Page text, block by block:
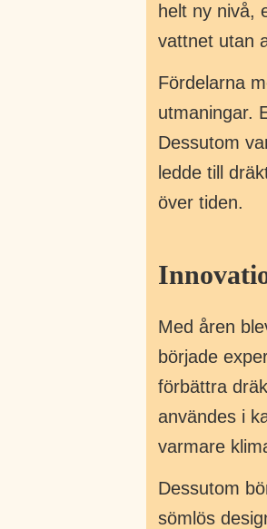
helt ny nivå,
vattnet utan
Fördelarna
utmaningar.
Dessutom
ledde till
över tiden.
Med åren
började
förbättra
användes i
varmare
Dessutom
sömlös